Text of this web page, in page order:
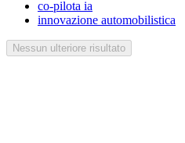
co-pilota ia
innovazione automobilistica
Nessun ulteriore risultato